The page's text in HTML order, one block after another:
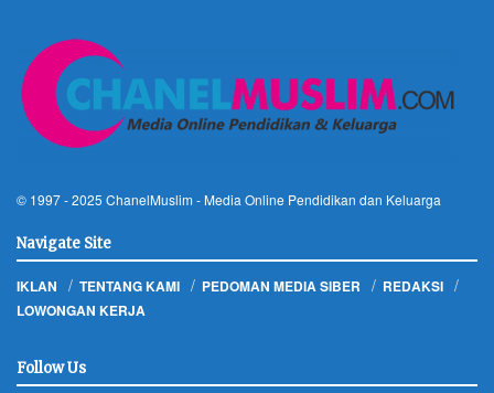
© 1997 - 2025 ChanelMuslim - Media Online Pendidikan dan Keluarga
Navigate Site
IKLAN TENTANG KAMI PEDOMAN MEDIA SIBER
REDAKSI
LOWONGAN KERJA
Follow Us